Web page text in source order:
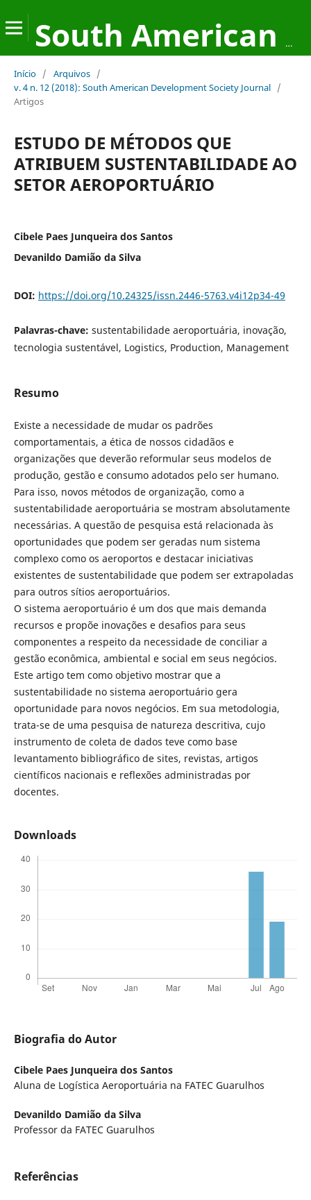
South American Development Society Journal
Início / Arquivos /
v. 4 n. 12 (2018): South American Development Society Journal /
Artigos
ESTUDO DE MÉTODOS QUE
ATRIBUEM SUSTENTABILIDADE AO
SETOR AEROPORTUÁRIO
Cibele Paes Junqueira dos Santos
Devanildo Damião da Silva
DOI: https://doi.org/10.24325/issn.2446-5763.v4i12p34-49
Palavras-chave: sustentabilidade aeroportuária, inovação,
tecnologia sustentável, Logistics, Production, Management
Resumo
Existe a necessidade de mudar os padrões
comportamentais, a ética de nossos cidadãos e
organizações que deverão reformular seus modelos de
produção, gestão e consumo adotados pelo ser humano.
Para isso, novos métodos de organização, como a
sustentabilidade aeroportuária se mostram absolutamente
necessárias. A questão de pesquisa está relacionada às
oportunidades que podem ser geradas num sistema
complexo como os aeroportos e destacar iniciativas
existentes de sustentabilidade que podem ser extrapoladas
para outros sítios aeroportuários.
O sistema aeroportuário é um dos que mais demanda
recursos e propõe inovações e desafios para seus
componentes a respeito da necessidade de conciliar a
gestão econômica, ambiental e social em seus negócios.
Este artigo tem como objetivo mostrar que a
sustentabilidade no sistema aeroportuário gera
oportunidade para novos negócios. Em sua metodologia,
trata-se de uma pesquisa de natureza descritiva, cujo
instrumento de coleta de dados teve como base
levantamento bibliográfico de sites, revistas, artigos
científicos nacionais e reflexões administradas por
docentes.
Downloads
Biografia do Autor
Cibele Paes Junqueira dos Santos
Aluna de Logística Aeroportuária na FATEC Guarulhos
Devanildo Damião da Silva
Professor da FATEC Guarulhos
Referências